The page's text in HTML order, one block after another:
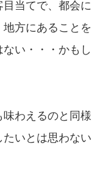
当てで、都会に
方にあることを
い・・・かもし
わえるのと同様
いとは思わない